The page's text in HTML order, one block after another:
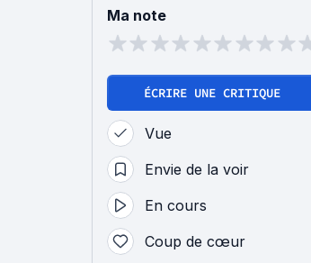
Ma note
ÉCRIRE UNE CRITIQUE
Vue
Envie de la voir
En cours
Coup de cœur